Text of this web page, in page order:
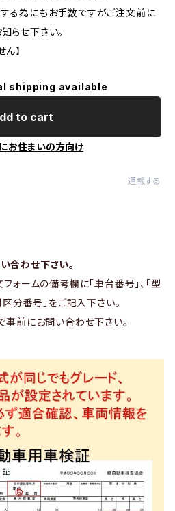
る為にもお手数ですがご注文前に
らせ下さい。
】
shipping available
to cart
お住まいの方向け
通報する
合わせ下さい。
ォームの備考欄に「車台番号」、「型
区分番号」をご記入下さい。
事前にお問い合わせ下さい。